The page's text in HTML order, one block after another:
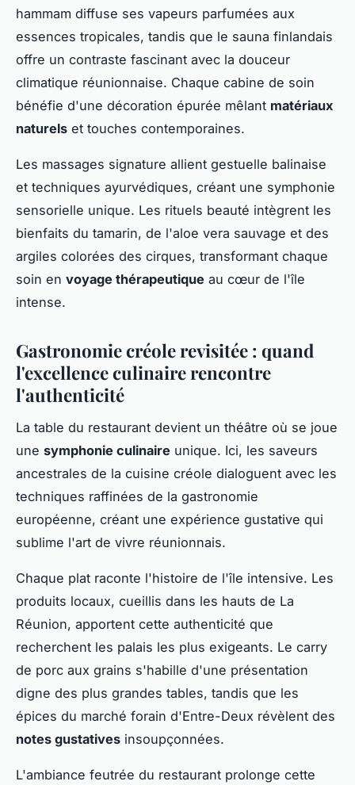
hammam diffuse ses vapeurs parfumées aux
essences tropicales, tandis que le sauna finlandais
offre un contraste fascinant avec la douceur
climatique réunionnaise. Chaque cabine de soin
bénéfie d'une décoration épurée mêlant matériaux
naturels et touches contemporaines.
Les massages signature allient gestuelle balinaise
et techniques ayurvédiques, créant une symphonie
sensorielle unique. Les rituels beauté intègrent les
bienfaits du tamarin, de l'aloe vera sauvage et des
argiles colorées des cirques, transformant chaque
soin en voyage thérapeutique au cœur de l'île
intense.
Gastronomie créole revisitée : quand
l'excellence culinaire rencontre
l'authenticité
La table du restaurant devient un théâtre où se joue
une symphonie culinaire unique. Ici, les saveurs
ancestrales de la cuisine créole dialoguent avec les
techniques raffinées de la gastronomie
européenne, créant une expérience gustative qui
sublime l'art de vivre réunionnais.
Chaque plat raconte l'histoire de l'île intensive. Les
produits locaux, cueillis dans les hauts de La
Réunion, apportent cette authenticité que
recherchent les palais les plus exigeants. Le carry
de porc aux grains s'habille d'une présentation
digne des plus grandes tables, tandis que les
épices du marché forain d'Entre-Deux révèlent des
notes gustatives insoupçonnées.
L'ambiance feutrée du restaurant prolonge cette